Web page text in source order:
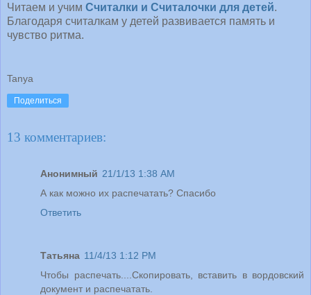
Читаем и учим Считалки и Считалочки для детей.
Благодаря считалкам у детей развивается память и
чувство ритма.
Tanya
Поделиться
13 комментариев:
Анонимный 21/1/13 1:38 AM
А как можно их распечатать? Спасибо
Ответить
Татьяна 11/4/13 1:12 PM
Чтобы распечать....Скопировать, вставить в вордовский
документ и распечатать.